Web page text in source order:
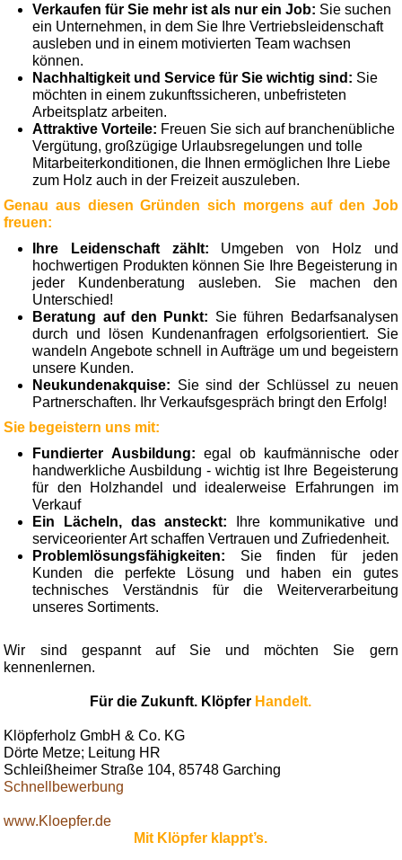
Verkaufen für Sie mehr ist als nur ein Job: Sie suchen
ein Unternehmen, in dem Sie Ihre Vertriebsleidenschaft
ausleben und in einem motivierten Team wachsen
können.
Nachhaltigkeit und Service für Sie wichtig sind: Sie
möchten in einem zukunftssicheren, unbefristeten
Arbeitsplatz arbeiten.
Attraktive Vorteile: Freuen Sie sich auf branchenübliche
Vergütung, großzügige Urlaubsregelungen und tolle
Mitarbeiterkonditionen, die Ihnen ermöglichen Ihre Liebe
zum Holz auch in der Freizeit auszuleben.
Genau aus diesen Gründen sich morgens auf den Job
freuen:
Ihre Leidenschaft zählt: Umgeben von Holz und
hochwertigen Produkten können Sie Ihre Begeisterung in
jeder Kundenberatung ausleben. Sie machen den
Unterschied!
Beratung auf den Punkt: Sie führen Bedarfsanalysen
durch und lösen Kundenanfragen erfolgsorientiert. Sie
wandeln Angebote schnell in Aufträge um und begeistern
unsere Kunden.
Neukundenakquise: Sie sind der Schlüssel zu neuen
Partnerschaften. Ihr Verkaufsgespräch bringt den Erfolg!
Sie begeistern uns mit:
Fundierter Ausbildung: egal ob kaufmännische oder
handwerkliche Ausbildung - wichtig ist Ihre Begeisterung
für den Holzhandel und idealerweise Erfahrungen im
Verkauf
Ein Lächeln, das ansteckt:
Ihre kommunikative und
serviceorienter Art schaffen Vertrauen und Zufriedenheit.
Problemlösungsfähigkeiten: Sie finden für jeden
Kunden die perfekte Lösung und haben ein gutes
technisches Verständnis für die Weiterverarbeitung
unseres Sortiments.
Wir sind gespannt auf Sie und möchten Sie gern
kennenlernen.
Für die Zukunft. Klöpfer Handelt.
Klöpferholz GmbH & Co. KG
Dörte Metze; Leitung HR
Schleißheimer Straße 104, 85748 Garching
Schnellbewerbung
www.Kloepfer.de
Mit Klöpfer klappt’s.